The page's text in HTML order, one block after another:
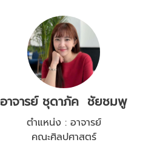
อาจารย์ ชุดาภัค ชัยชมพู
ตำแหน่ง : อาจารย์
คณะศิลปศาสตร์